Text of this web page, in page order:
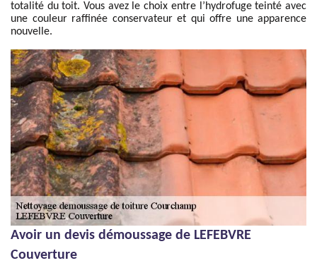
totalité du toit. Vous avez le choix entre l’hydrofuge teinté avec
une couleur raffinée conservateur et qui offre une apparence
nouvelle.
Avoir un devis démoussage de LEFEBVRE
Couverture